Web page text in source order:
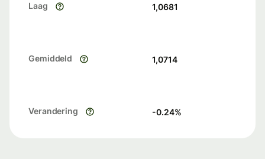
Laag 1,0681
Gemiddeld 1,0714
Verandering -0.24%